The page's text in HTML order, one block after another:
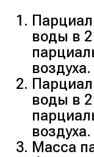
+
10^5}
26\%$
Ответ:
воды в
воздуха.
воды в
воздуха.
Масса